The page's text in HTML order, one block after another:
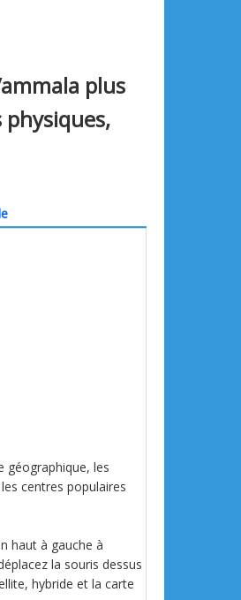
plus
géographique, les
centres populaires
haut à gauche à
la souris dessus
hybride et la carte